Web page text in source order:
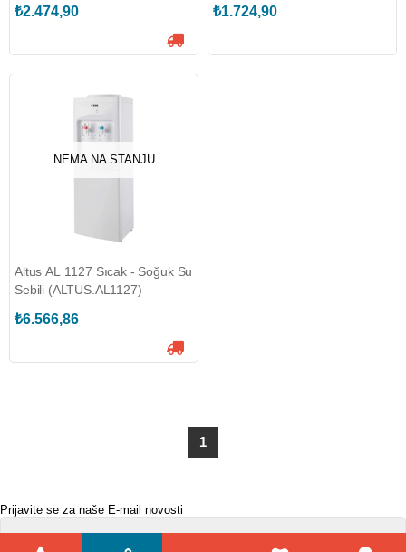
₺2.474,90 ₺1.724,90
NEMA NA STANJU
Altus AL 1127 Sıcak - Soğuk Su
Sebili (ALTUS.AL1127)
₺6.566,86
1
Prijavite se za naše E-mail novosti